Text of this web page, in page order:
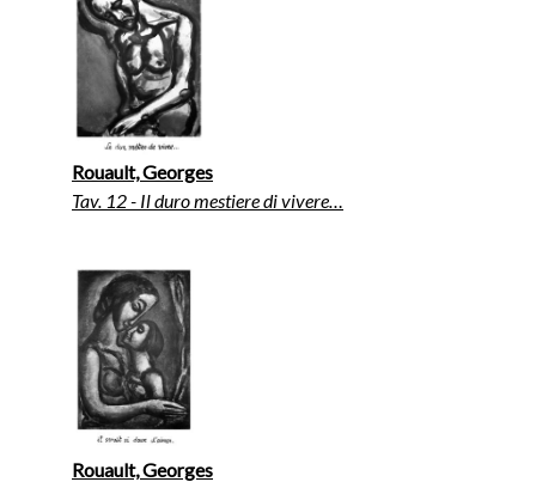
Rouault, Georges
Tav. 12 - Il duro mestiere di vivere…
Rouault, Georges